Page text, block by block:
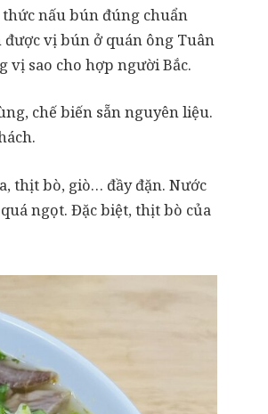
nấu bún đúng chuẩn
được vị bún ở quán ông Tuân
vị sao cho hợp người Bắc.
chế biến sẵn nguyên liệu.
thịt bò, giò… đầy đặn. Nước
ngọt. Đặc biệt, thịt bò của